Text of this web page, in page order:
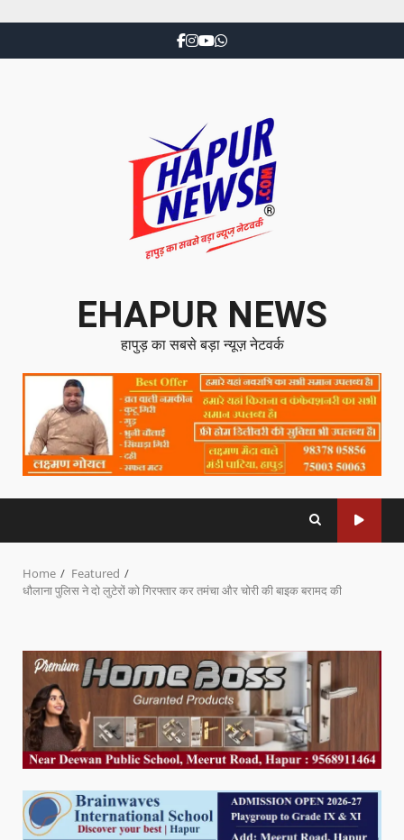
EHAPUR NEWS
हापुड़ का सबसे बड़ा न्यूज़ नेटवर्क
Home
Featured
धौलाना पुलिस ने दो लुटेरों को गिरफ्तार कर तमंचा और चोरी की बाइक बरामद की